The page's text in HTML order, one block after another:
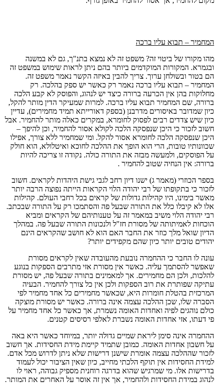
המחמיר – תבוא עליו ברכה
מהו מקורו של ביטוי זה? משפט זה לא נמצא בתנ"ך, גם לא במשנה
ובגמרא. המקורות המוקדמים ביותר בהם ניתן לראות שימוש במשפט זה
הם בטור ובשולחן ערוך. צריך להבין באיזה הקשר נאמר משפט זה.
המחמיר – תבוא עליו ברכה נאמר רק כאשר יש ספק בהלכה. רק
מחלוקות בהן אין הכרעה ברורה כיצד יש לנהוג, והפוסק לא קבע הלכה
ברורה, שם המחמיר תבוא עליו ברכה. למרות שמעיקר הדין מותר להקל,
כיון שמדובר באיסורים מדרבנן (בספק דאורייתא תמיד מחמירים), עדיין
כיון שיש צדדים רבים לפסוק לחומרא, במקרים כאלה מותר להחמיר. אבל
חשוב לזכור כי היכן שנפסקה הלכה לקולא אסור להחמיר, וכן להיפך –
היכן שנפסקה הלכה לחומרא אסור להקל. ומי שמחמיר ללא צורך, אפילו
שכוונותיו טובות, הרי הוא הופך את ההלכה לחוכא ואיטלולא, הוא חולק
על הפוסקים, ולמעשה מבזה את התורה כולה. נקודה זו צריכה להיות
ברורה: אין הנחיה שטוב להחמיר .
בספר הכוזרי (מאמר ג) ישנו דיון רחב לגבי גישת היהדות לקראים. חשוב
לזכור כי בתקופתו של רבי יהודה הלוי הקראות הייתה נפוצה הרבה יותר
מאשר בימינו, היו קהילות גדולות של קראים בכל רחבי העולם. קהילות
אלו לא קיבלו כלל את התורה שבעל פה והסתמכו רק על התורה שבכתב.
רבי יהודה הלוי משיב במאמר זה על טענותיהם של הקראים ומביא
הוכחות לאמיתותה של מסורת חז"ל ולנכונות התורה שבעל פה. במהלך
הדיון שואל מלך כוזר את החבר האם הוא לא חושב שהקראים הינם
יהודים טובים יותר כיון שהם מקפידים יותר?
עונה לו החבר כי ההחמרה נובעת מהעובדה שאין לקראים מסורת
שאפשר להסתמך עליה. כאשר אין מסורת אזי מתרבים הספקות בנוגע
להלכות, ולכן הם מחמירים. אך למאמינים בתורה שבעל פה, יש מסורת
עתיקה שפותרת את רוב הספקות ולכן אין כל צורך להחמיר. הבעיה
המרכזית בהטלת חומרות היא, שכאשר מחמירים כל אחד מחמיר לפי
הסברה שלו, שכן ההלכה עצמה אינה ברורה. כאשר יש מסורת מוצקה
כולם נוהגים לפיה ואחדות האומה נשמרת, אך כאשר כל אחד מחמיר על
פי דעתו, אזי אחדות האומה נשברת לאלפי רסיסים קטנים.
ההחמרה אינה סימן ליראת שמיים גדולה יותר, במיוחד כאשר היא באה
על חשבון אחדות האומה. כמובן שתמיד קיימת מידת החסידות. אך חשוב
לזכור שההלכה עצמה אומרת שישנן דרישות שלא ניתן לדרוש מכל אדם.
למידת החסידות אין תוקף הלכתי מחייב, כיון שאין הציבור יכול לעמוד
בדרישות אלו. מי שמרגיש שהוא בדרגה רוחנית מספיק גבוהה, ראוי לו
לנהוג במידת החסידות ולהחמיר, אך אין זה אוסר על האחרים את המותר.